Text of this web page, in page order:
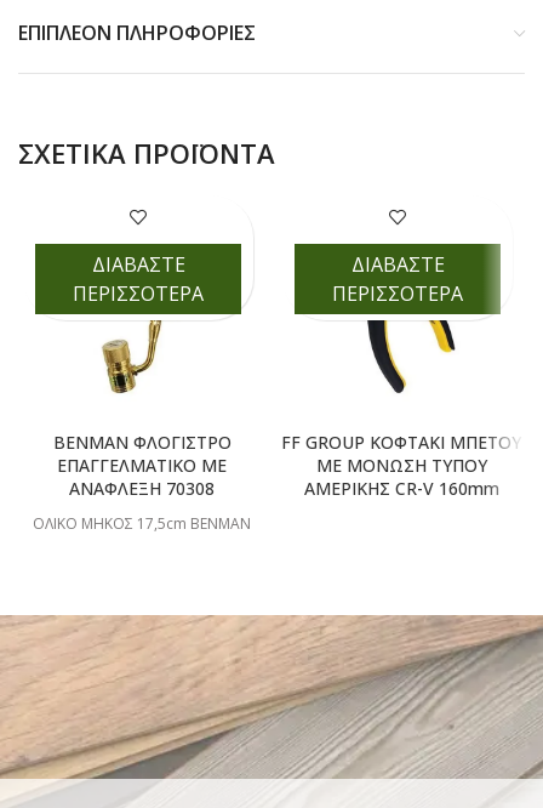
ΕΠΙΠΛΈΟΝ ΠΛΗΡΟΦΟΡΊΕΣ
ΣΧΕΤΙΚΆ ΠΡΟΪΌΝΤΑ
BENMAN ΦΛΟΓΙΣΤΡΟ
ΕΠΑΓΓΕΛΜΑΤΙΚΟ ΜΕ
ΑΝΑΦΛΕΞΗ 70308
ΟΛΙΚΟ ΜΗΚΟΣ 17,5cm BENMAN
ΔΙΑΒΑΣΤΕ
ΠΕΡΙΣΣΟΤΕΡΑ
FF GROUP ΚΟΦΤΑΚΙ ΜΠΕΤΟΥ
ΜΕ ΜΟΝΩΣΗ ΤΥΠΟΥ
ΑΜΕΡΙΚΗΣ CR-V 160mm
ΔΙΑΒΑΣΤΕ
ΠΕΡΙΣΣΟΤΕΡΑ